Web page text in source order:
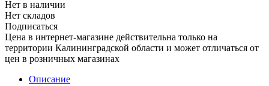
Нет в наличии
Нет складов
Подписаться
Цена в интернет-магазине действительна только на
территории Калининградской области и может отличаться от
цен в розничных магазинах
Описание